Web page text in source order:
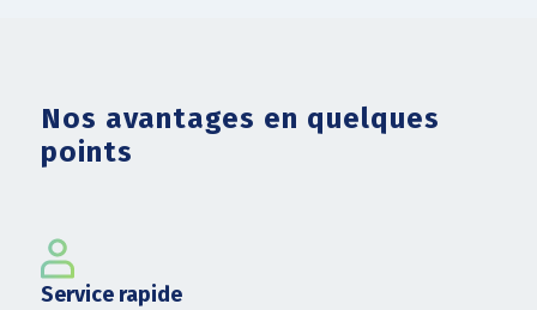
Nos avantages en quelques
points
Service rapide